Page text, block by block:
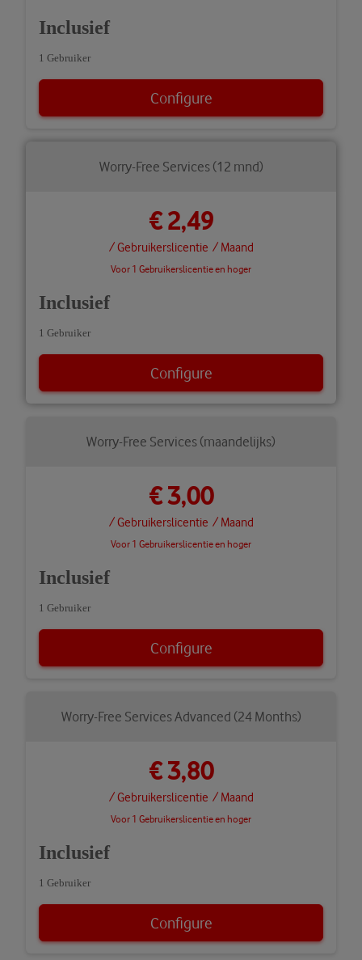
Inclusief
1 Gebruiker
Configure
Worry-Free Services (12 mnd)
€ 2,49
/ Gebruikerslicentie / Maand
Voor 1 Gebruikerslicentie en hoger
Inclusief
1 Gebruiker
Configure
Worry-Free Services (maandelijks)
€ 3,00
/ Gebruikerslicentie / Maand
Voor 1 Gebruikerslicentie en hoger
Inclusief
1 Gebruiker
Configure
Worry-Free Services Advanced (24 Months)
€ 3,80
/ Gebruikerslicentie / Maand
Voor 1 Gebruikerslicentie en hoger
Inclusief
1 Gebruiker
Configure